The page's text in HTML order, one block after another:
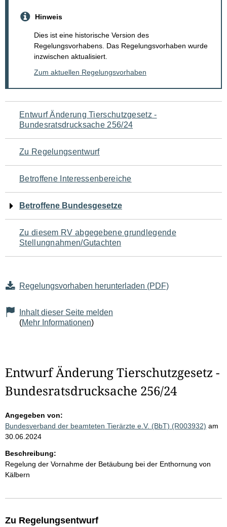
Hinweis
Dies ist eine historische Version des
Regelungsvorhabens. Das Regelungsvorhaben wurde
inzwischen aktualisiert.
Zum aktuellen Regelungsvorhaben
Navigation
für
den
Seiteninhalt
Entwurf Änderung Tierschutzgesetz -
Bundesratsdrucksache 256/24
Zu Regelungsentwurf
Betroffene Interessenbereiche
Betroffene Bundesgesetze
Zu diesem RV abgegebene grundlegende
Stellungnahmen/Gutachten
Regelungsvorhaben herunterladen (PDF)
Inhalt dieser Seite melden
(Mehr Informationen)
Entwurf Änderung Tierschutzgesetz -
Bundesratsdrucksache 256/24
Angegeben von:
Bundesverband der beamteten Tierärzte e.V. (BbT) (R003932) am
30.06.2024
Beschreibung:
Regelung der Vornahme der Betäubung bei der Enthornung von
Kälbern
Zu Regelungsentwurf